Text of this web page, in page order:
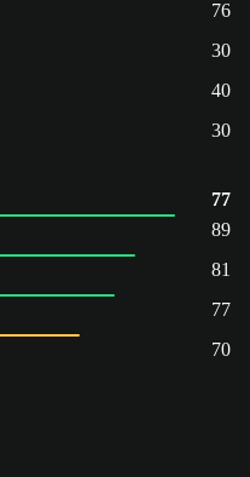
76
30
40
30
77
89
81
77
70